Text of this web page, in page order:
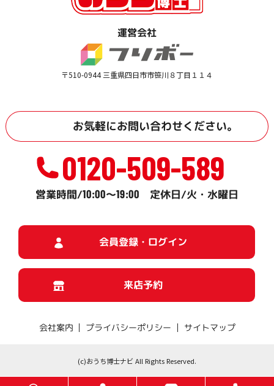
運営会社
〒510-0944 三重県四日市市笹川８丁目１１４
お気軽にお問い合わせください。
0120-509-589
営業時間/10:00～19:00 定休日/火・水曜日
会員登録・ログイン
来店予約
会社案内 プライバシーポリシー サイトマップ
(c)おうち博士ナビ All Rights Reserved.